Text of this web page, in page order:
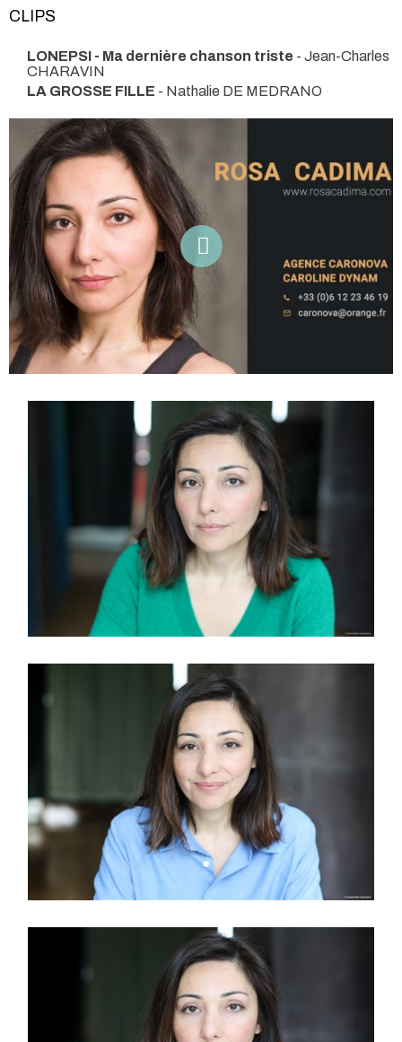
CLIPS
LONEPSI - Ma dernière chanson triste - Jean-Charles
CHARAVIN
LA GROSSE FILLE - Nathalie DE MEDRANO